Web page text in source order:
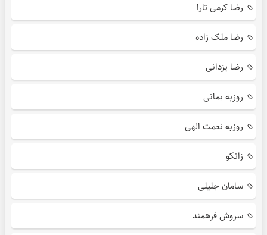
رضا کرمی تارا
رضا ملک زاده
رضا یزدانی
روزبه بمانی
روزبه نعمت الهی
زانکو
سامان جلیلی
سروش فرهمند